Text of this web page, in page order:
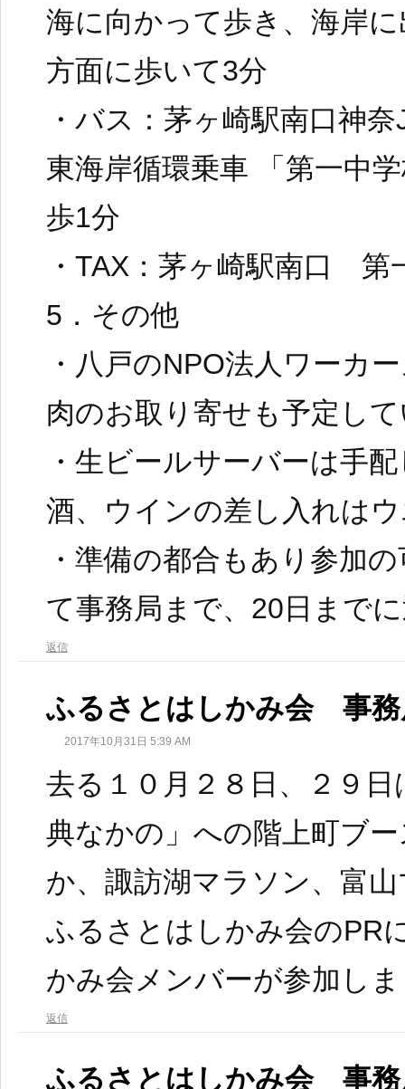
海に向かって歩き、海岸
方面に歩いて3分
・バス：茅ヶ崎駅南口神
東海岸循環乗車 「第一中
歩1分
・TAX：茅ヶ崎駅南口 第
5．その他
・八戸のNPO法人ワーカ
肉のお取り寄せも予定し
・生ビールサーバーは手
酒、ウインの差し入れは
・準備の都合もあり参加
て事務局まで、20日まで
返信
ふるさとはしかみ会 事務
2017年10月31日 5:39 AM
去る１０月２８日、２９
典なかの」への階上町ブ
か、諏訪湖マラソン、富
ふるさとはしかみ会のPR
かみ会メンバーが参加し
返信
ふるさとはしかみ会 事務